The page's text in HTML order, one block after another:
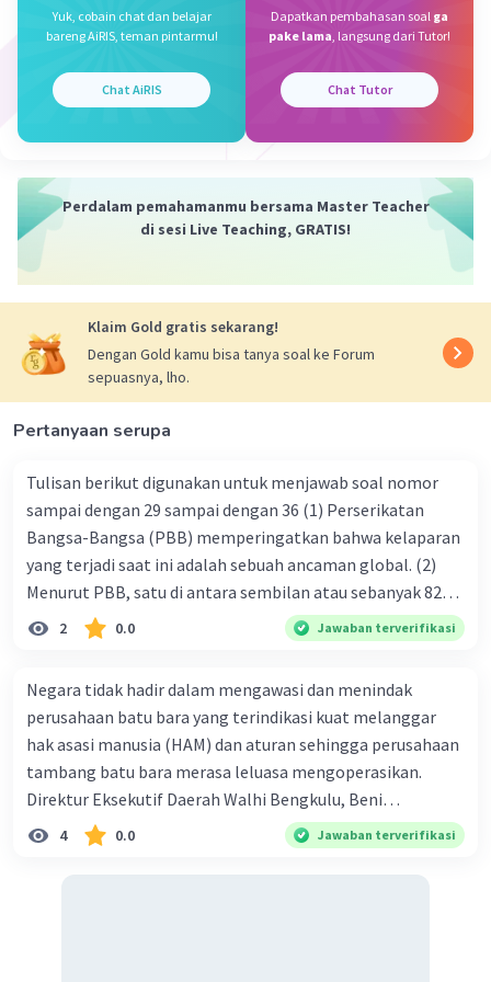
mengalami lonjakan kasus COVID-19 yang tajam." dan
kalimat "Padahal, kata Dewi, kenaikah kasus di daerah ini
membahas mengenai lonjakan kasus COVID-19 yang
tajam akibat adanya long weekend.
Beri Rating·5.0(1) Balas
Yuk, cobain chat dan belajar
bareng AiRIS, teman pintarmu!
Chat AiRIS
Dapatkan pembahasan soal ga
pake lama, langsung dari Tutor!
Chat Tutor
Perdalam pemahamanmu bersama Master Teacher
di sesi Live Teaching, GRATIS!
Klaim Gold gratis sekarang!
Dengan Gold kamu bisa tanya soal ke Forum
sepuasnya, lho.
Pertanyaan serupa
Tulisan berikut digunakan untuk menjawab soal nomor
sampai dengan 29 sampai dengan 36 (1) Perserikatan
Bangsa-Bangsa (PBB) memperingatkan bahwa kelaparan
yang terjadi saat ini adalah sebuah ancaman global. (2)
Menurut PBB, satu di antara sembilan atau sebanyak 821
juta orang mengalami kelaparan. (3) Dalam sebuah
laporan disebutkan bahwa laporan telah meningkat di
tents terjadi ini disebabkan Luella perubahan iklim dan
juga serta konflik berkepanjangan, termasuk di Yaman,
Somalia, Afrika Utara, clan Afghanistan. (5) Lebih lanjut
PBB mengatakan bahwa situasi kelaparan di Amerika
Selatan semakin mcmburuk karena rendahnya harga
komoditas ekspor utama di kawasan tersebut, terutama
2 0.0 Jawaban terverifikasi
Negara tidak hadir dalam mengawasi dan menindak
perusahaan batu bara yang terindikasi kuat melanggar
hak asasi manusia (HAM) dan aturan sehingga perusahaan
tambang batu bara merasa leluasa mengoperasikan.
Direktur Eksekutif Daerah Walhi Bengkulu, Beni
Ardiansyah mengemukakan hal tersebut kepada
Mongabay Indonesia. "Kami (Walhi Bengkulu) akan
4 0.0 Jawaban terverifikasi